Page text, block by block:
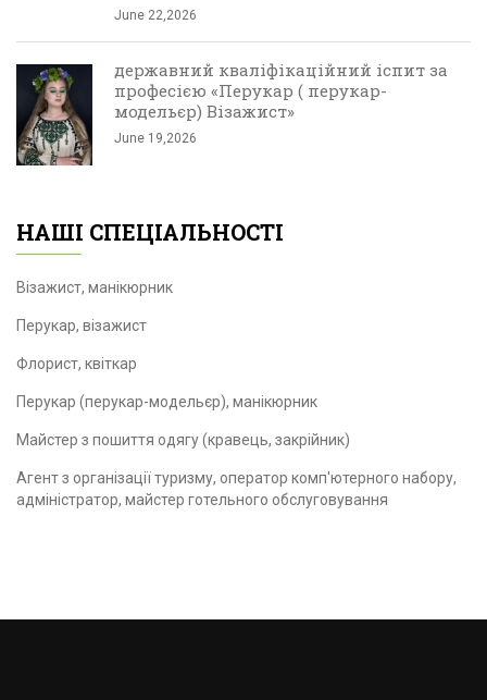
June 22,2026
державний кваліфікаційний іспит за
професією «Перукар ( перукар-
модельєр) Візажист»
June 19,2026
НАШІ СПЕЦІАЛЬНОСТІ
Візажист, манікюрник
Перукар, візажист
Флорист, квіткар
Перукар (перукар-модельєр), манікюрник
Майстер з пошиття одягу (кравець, закрійник)
Агент з організації туризму, оператор комп'ютерного набору,
адміністратор, майстер готельного обслуговування